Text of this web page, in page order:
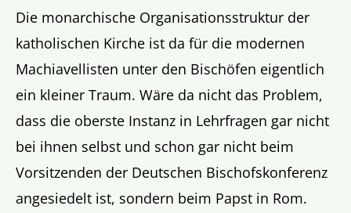
Die monarchische Organisationsstruktur der
katholischen Kirche ist da für die modernen
Machiavellisten unter den Bischöfen eigentlich
ein kleiner Traum. Wäre da nicht das Problem,
dass die oberste Instanz in Lehrfragen gar nicht
bei ihnen selbst und schon gar nicht beim
Vorsitzenden der Deutschen Bischofskonferenz
angesiedelt ist, sondern beim Papst in Rom.